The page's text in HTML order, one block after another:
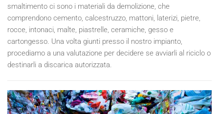
smaltimento ci sono i materiali da demolizione, che
comprendono cemento, calcestruzzo, mattoni, laterizi, pietre,
rocce, intonaci, malte, piastrelle, ceramiche, gesso e
cartongesso. Una volta giunti presso il nostro impianto,
procediamo a una valutazione per decidere se avviarli al riciclo o
destinarli a discarica autorizzata.